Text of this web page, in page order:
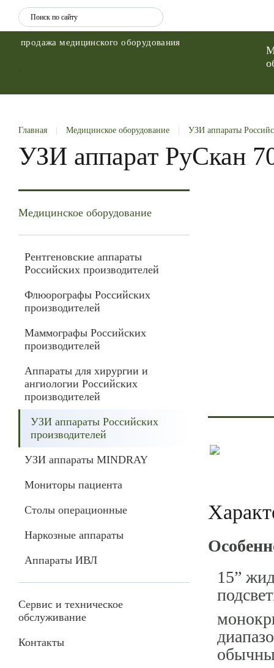
продажа медицинского оборудования
Главная Медицинское оборудование УЗИ аппараты
УЗИ аппарат РуСкан
Медицинское оборудование
Рентгеновские аппараты
Российских производителей
Флюорографы Российских
производителей
Маммографы Российских
производителей
Аппараты для хирургии и
ангиологии Российских
производителей
УЗИ аппараты Российских
производителей
УЗИ аппараты MINDRAY
Мониторы пациента
Столы операционные
Наркозные аппараты
Аппараты ИВЛ
Сервис и техническое
обслуживание
Контакты
15”